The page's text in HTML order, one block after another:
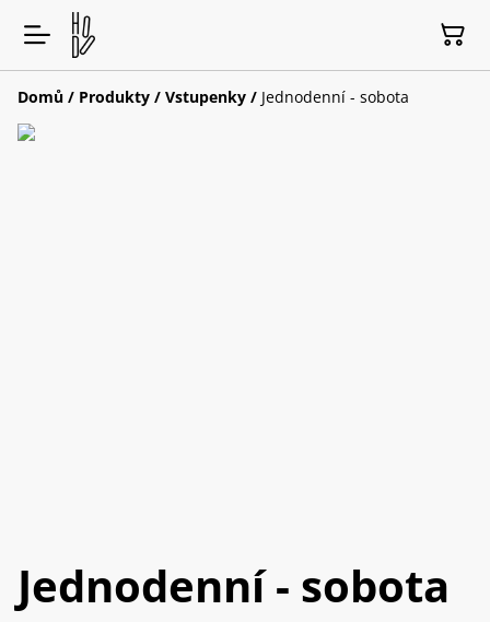
Domů / Produkty / Vstupenky / Jednodenní - sobota
Jednodenní - sobota